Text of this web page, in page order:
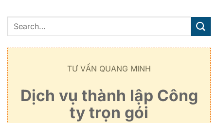
TƯ VẤN QUANG MINH
Dịch vụ thành lập Công
ty trọn gói